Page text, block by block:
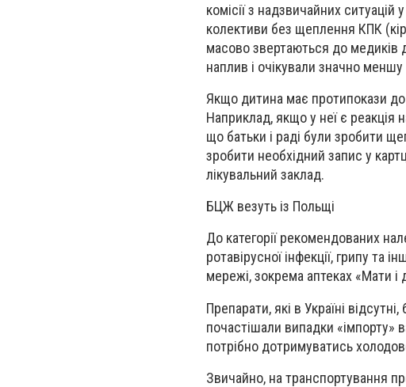
комісії з надзвичайних
колективи без щеплення КПК
масово звертаються до
наплив і очікували значно
Якщо дитина має протипокази
Наприклад, якщо у неї є реакція
що батьки і раді були зробити
зробити необхідний запис у
лікувальний заклад.
БЦЖ везуть із Польщі
До категорії рекомендованих
ротавірусної інфекції, грипу та
мережі, зокрема аптеках «Мати
Препарати, які в Україні
почастішали випадки «імпорту»
потрібно дотримуватись
Звичайно, на транспортування